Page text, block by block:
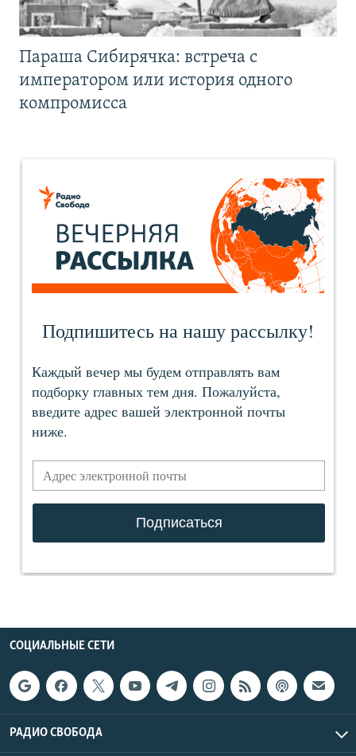
Параша Сибирячка: встреча с
императором или история одного
компромисса
СОЦИАЛЬНЫЕ СЕТИ
РАДИО СВОБОДА